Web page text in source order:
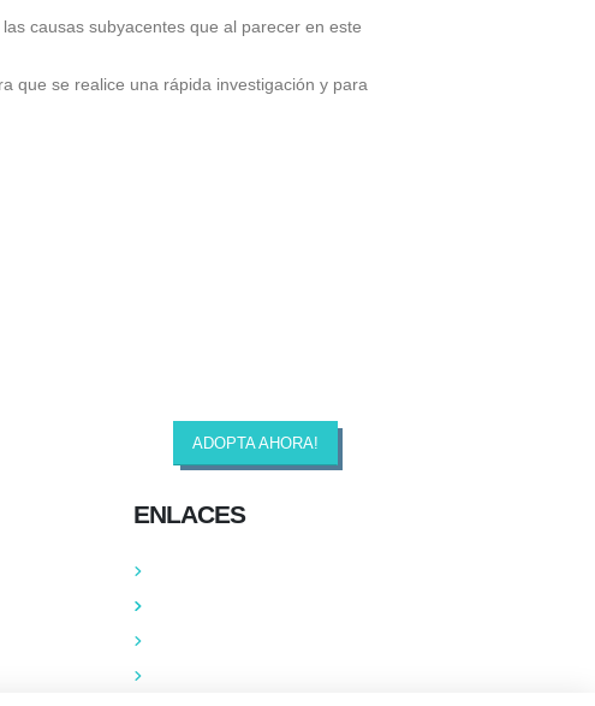
causas subyacentes que al parecer en este
que se realice una rápida investigación y para
ADOPTA AHORA!
ENLACES